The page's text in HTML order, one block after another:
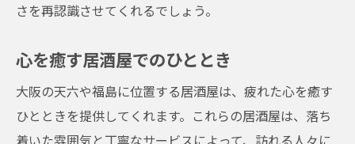
さを再認識させてくれるでしょう。
心を癒す居酒屋でのひととき
大阪の天六や福島に位置する居酒屋は、疲れた心を癒す
ひとときを提供してくれます。これらの居酒屋は、落ち
着いた雰囲気と丁寧なサービスによって、訪れる人々に